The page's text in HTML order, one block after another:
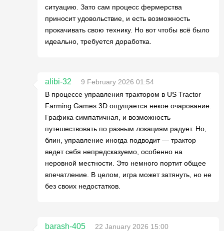
ситуацию. Зато сам процесс фермерства
приносит удовольствие, и есть возможность
прокачивать свою технику. Но вот чтобы всё было
идеально, требуется доработка.
alibi-32
9 February 2026 01:54
В процессе управления трактором в US Tractor
Farming Games 3D ощущается некое очарование.
Графика симпатичная, и возможность
путешествовать по разным локациям радует. Но,
блин, управление иногда подводит — трактор
ведет себя непредсказуемо, особенно на
неровной местности. Это немного портит общее
впечатление. В целом, игра может затянуть, но не
без своих недостатков.
barash-405
22 January 2026 15:00